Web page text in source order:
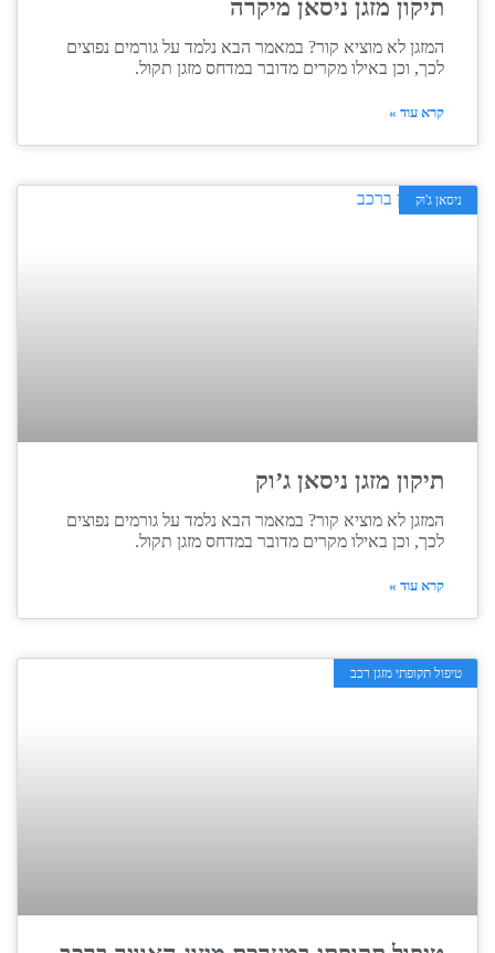
תיקון מזגן ניסאן מיקרה
המזגן לא מוציא קור? במאמר הבא נלמד על גורמים נפוצים
לכך, וכן באילו מקרים מדובר במדחס מזגן תקול.
קרא עוד »
ניסאן ג'וק
תיקון מזגן ניסאן ג’וק
המזגן לא מוציא קור? במאמר הבא נלמד על גורמים נפוצים
לכך, וכן באילו מקרים מדובר במדחס מזגן תקול.
קרא עוד »
טיפול תקופתי מזגן רכב